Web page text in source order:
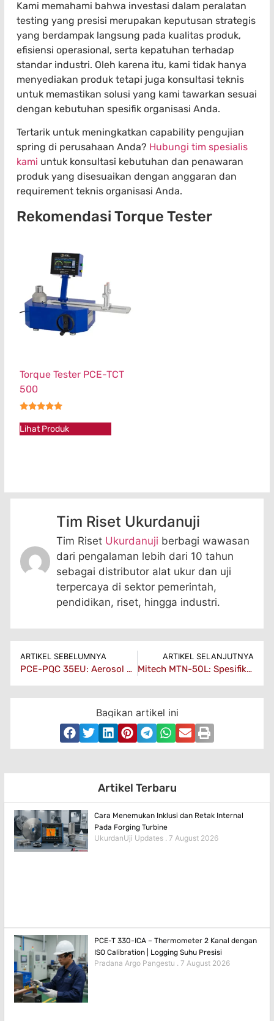
Kami memahami bahwa investasi dalam peralatan
testing yang presisi merupakan keputusan strategis
yang berdampak langsung pada kualitas produk,
efisiensi operasional, serta kepatuhan terhadap
standar industri. Oleh karena itu, kami tidak hanya
menyediakan produk tetapi juga konsultasi teknis
untuk memastikan solusi yang kami tawarkan sesuai
dengan kebutuhan spesifik organisasi Anda.
Tertarik untuk meningkatkan capability pengujian
spring di perusahaan Anda? Hubungi tim spesialis
kami untuk konsultasi kebutuhan dan penawaran
produk yang disesuaikan dengan anggaran dan
requirement teknis organisasi Anda.
Rekomendasi Torque Tester
Torque Tester PCE-TCT
500
Lihat Produk
Tim Riset Ukurdanuji
Tim Riset Ukurdanuji berbagi wawasan
dari pengalaman lebih dari 10 tahun
sebagai distributor alat ukur dan uji
terpercaya di sektor pemerintah,
pendidikan, riset, hingga industri.
ARTIKEL SEBELUMNYA
PCE-PQC 35EU: Aerosol Meter CO2 & PID Untuk Lab
ARTIKEL SELANJUTNYA
Mitech MTN-50L: Spesifikasi Mesin Uji Torsi Pegas untuk Quality Control
Bagikan artikel ini
Artikel Terbaru
Cara Menemukan Inklusi dan Retak Internal
Pada Forging Turbine
UkurdanUji Updates 7 August 2026
PCE-T 330-ICA – Thermometer 2 Kanal dengan
ISO Calibration | Logging Suhu Presisi
Pradana Argo Pangestu 7 August 2026